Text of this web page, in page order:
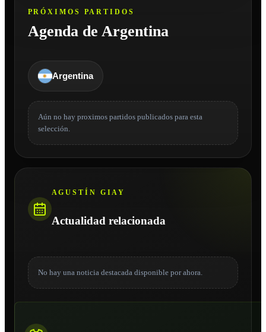
PRÓXIMOS PARTIDOS
Agenda de Argentina
Argentina
Aún no hay proximos partidos publicados para esta
selección.
AGUSTÍN GIAY
Actualidad relacionada
No hay una noticia destacada disponible por ahora.